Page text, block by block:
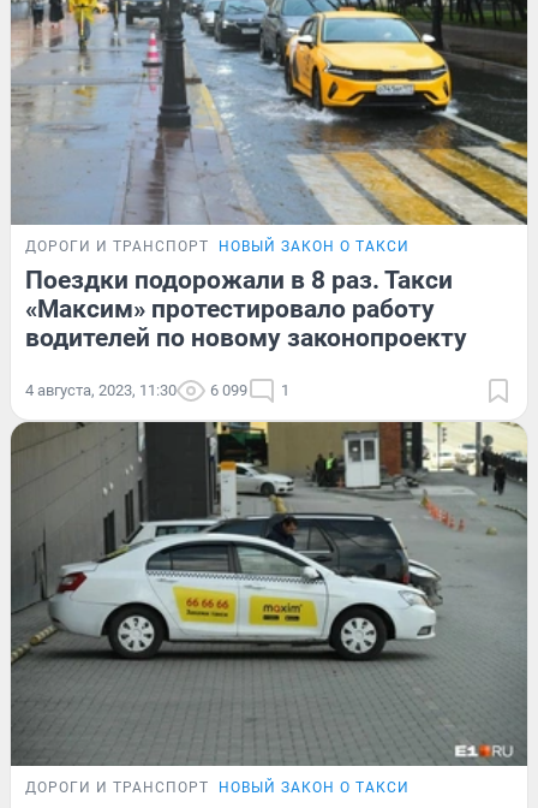
ДОРОГИ И ТРАНСПОРТ НОВЫЙ ЗАКОН О ТАКСИ
Поездки подорожали в 8 раз. Такси
«Максим» протестировало работу
водителей по новому законопроекту
4 августа, 2023, 11:30 6 099 1
ДОРОГИ И ТРАНСПОРТ НОВЫЙ ЗАКОН О ТАКСИ